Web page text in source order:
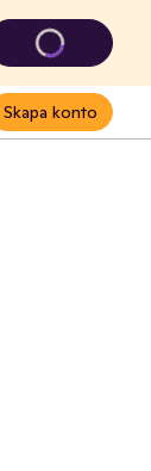
Skapa konto